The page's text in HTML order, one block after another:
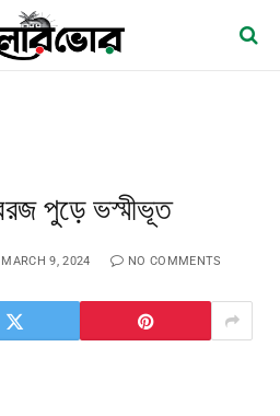
পুড়ে ভস্মীভূত
MARCH 9, 2024 NO COMMENTS